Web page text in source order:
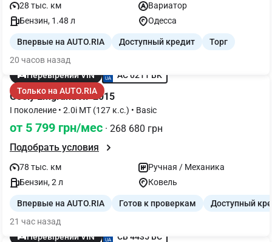
28 тыс. км
Вариатор
Бензин, 1.48 л
Одесса
Впервые на AUTO.RIA Доступный кредит
Торг
20 часов назад
Перевірений VIN
AC 0211 BK
Только на AUTO.RIA
Geely Emgrand X7 2015
I поколение • 2.0i MT (127 к.с.) • Basic
от 5 799 грн/мес · 268 680 грн
Подобрать условия
78 тыс. км
Ручная / Механика
Бензин, 2 л
Ковель
Впервые на AUTO.RIA Готов к проверкам
Доступный
21 час назад
Перевірений VIN
CB 4435 BC